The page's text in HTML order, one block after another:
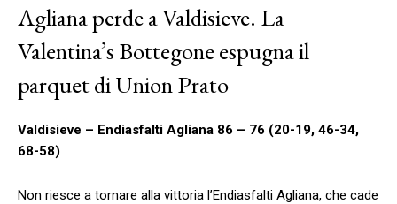
Agliana perde a Valdisieve. La
Valentina’s Bottegone espugna il
parquet di Union Prato
Valdisieve – Endiasfalti Agliana 86 – 76 (20-19, 46-34,
68-58)
Non riesce a tornare alla vittoria l’Endiasfalti Agliana, che cade